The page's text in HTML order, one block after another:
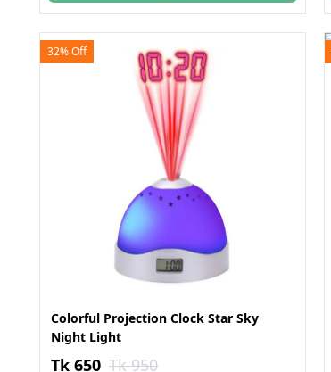
32% Off
Colorful Projection Clock Star Sky
Night Light
Tk 650 Tk 950